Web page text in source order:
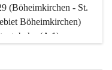
(Böheimkirchen - St.
Böheimkirchen)
(A 1).